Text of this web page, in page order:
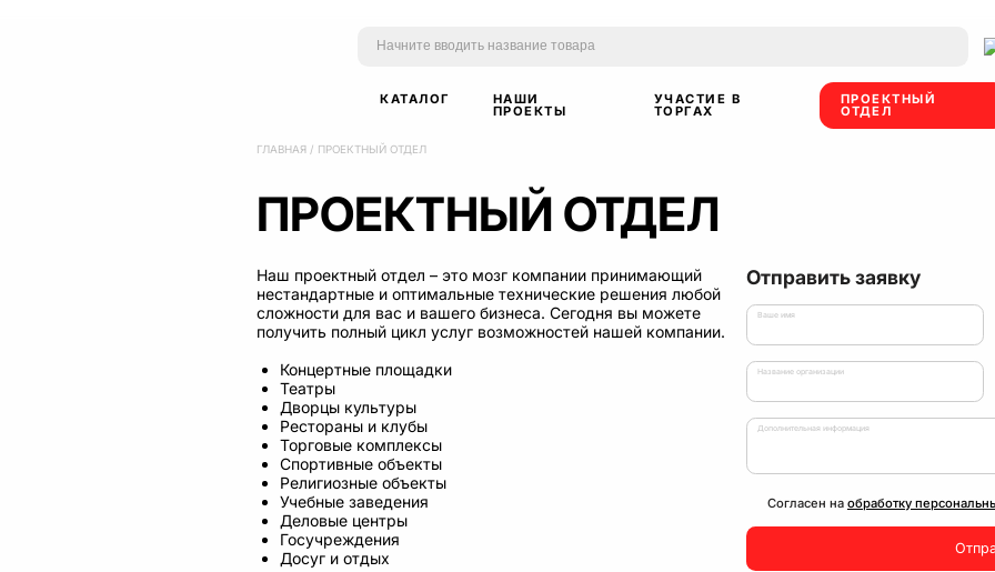
КАТАЛОГ НАШИ
ПРОЕКТЫ
УЧАСТИЕ В
ТОРГАХ
ПРОЕКТНЫЙ
ОТДЕЛ
ГЛАВНАЯ / ПРОЕКТНЫЙ ОТДЕЛ
ПРОЕКТНЫЙ ОТДЕЛ
Наш проектный отдел – это мозг компании принимающий
нестандартные и оптимальные технические решения любой
сложности для вас и вашего бизнеса. Сегодня вы можете
получить полный цикл услуг возможностей нашей компании.
Концертные площадки
Театры
Дворцы культуры
Рестораны и клубы
Торговые комплексы
Спортивные объекты
Религиозные объекты
Учебные заведения
Деловые центры
Госучреждения
Досуг и отдых
Отправить заявку
Ваше имя
Название организации
Дополнительная информация
Согласен на обработку